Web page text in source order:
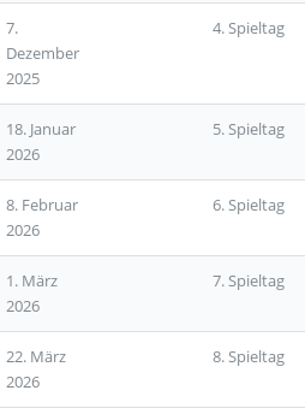
7.
Dezember
2025
4. Spieltag
18. Januar
2026
5. Spieltag
8. Februar
2026
6. Spieltag
1. März
2026
7. Spieltag
22. März
2026
8. Spieltag